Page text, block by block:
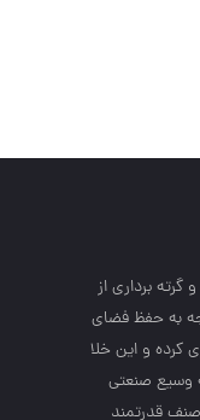
برداري از
به حفظ فضاي
كرده و اين خلا
وسيع صنعتي
صنف قدرتمند